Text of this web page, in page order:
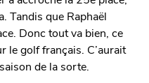
Tandis que Raphaël
Donc tout va bien, ce
le golf français. C’aurait
de la sorte.